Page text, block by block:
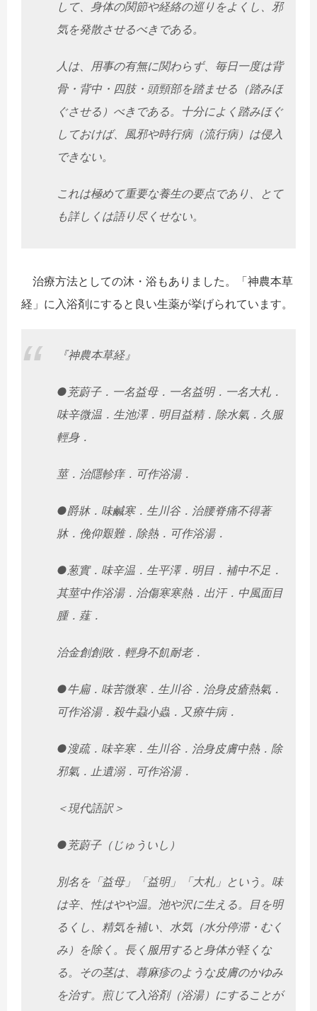
して、 身体の関節や経絡の巡りをよくし、邪
気を発散させるべきである。
人は、用事の有無に関わらず、毎日一度は背
骨・背中・四肢・ 頭頸部を踏ませる（踏みほ
ぐさせる）べきである。 十分によく踏みほぐ
しておけば、風邪や時行病（流行病） は侵入
できない。
これは極めて重要な養生の要点であり、
とて
も詳しくは語り尽くせない。
治療方法としての沐・浴もありました。「神農本草
経」 に入浴剤にすると良い生薬が挙げられています。
『神農本草経』
●茺蔚子．一名益母．一名益明．一名大札．
味辛微温．生池澤． 明目益精．除水氣．久服
輕身．
莖．治隱軫痒．可作浴湯．
●爵牀．味鹹寒．生川谷．治腰脊痛不得著
牀．俛仰艱難．除熱． 可作浴湯．
●葱實．味辛温．生平澤．明目．補中不足．
其莖中作浴湯． 治傷寒寒熱．出汗．中風面目
腫．薤．
治金創創敗．輕身不飢耐老．
●牛扁．味苦微寒．生川谷．治身皮瘡熱氣．
可作浴湯． 殺牛蝨小蟲．又療牛病．
●溲疏．味辛寒．生川谷．治身皮膚中熱．除
邪氣．止遺溺． 可作浴湯．
＜現代語訳＞
●茺蔚子（じゅういし）
別名を「益母」「益明」「大札」という。味
は辛、性はやや温。 池や沢に生える。目を明
るくし、精気を補い、水気（水分停滞・ むく
み）を除く。長く服用すると身体が軽くな
る。その茎は、 蕁麻疹のような皮膚のかゆみ
を治す。煎じて入浴剤（浴湯） にすることが